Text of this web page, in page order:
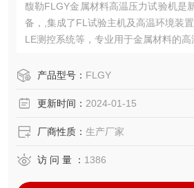
馥勒FLGY金属材料高温压力试验机是
备，,集成了FL试验主机及高温环境装
LE测控系统等，专业用于金属材料的高
产品型号： FLGY
更新时间： 2024-01-15
厂商性质： 生产厂家
访 问 量 ： 1386